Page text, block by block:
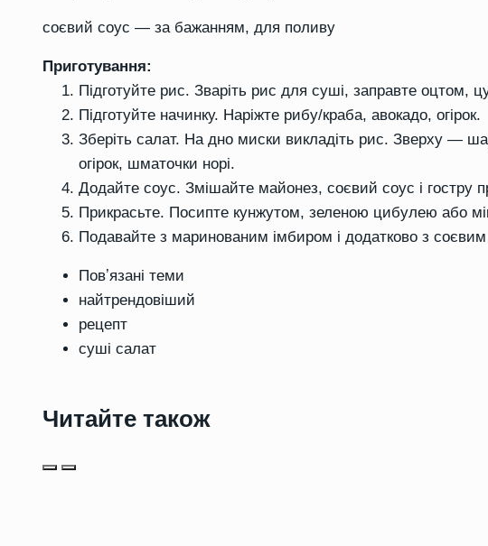
соєвий соус — за бажанням, для поливу
Приготування:
Підготуйте рис. Зваріть рис для суші, заправте оцтом,
Підготуйте начинку. Наріжте рибу/краба, авокадо, огірок.
Зберіть салат. На дно миски викладіть рис. Зверху —
огірок, шматочки норі.
Додайте соус. Змішайте майонез, соєвий соус і гостру
Прикрасьте. Посипте кунжутом, зеленою цибулею або
Подавайте з маринованим імбиром і додатково з
Повʼязані теми
найтрендовіший
рецепт
суші салат
Читайте також